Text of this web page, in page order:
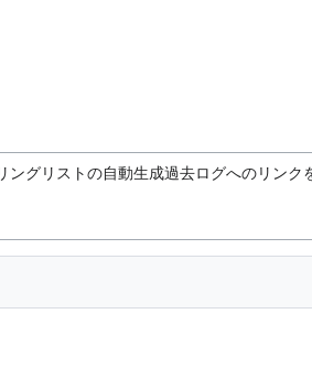
グリストの自動生成過去ログへのリンク